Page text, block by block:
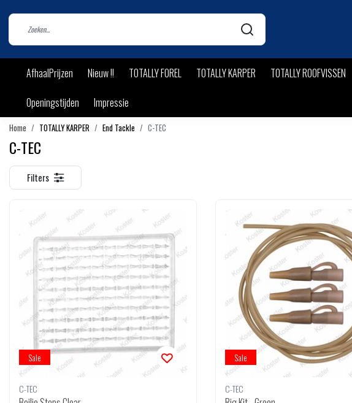
AfhaalPrijzen Nieuw !! TOTALLY FOREL TOTALLY KARPER TOTALLY ROOFVISSEN
Openingstijden
Impressie
Home TOTALLY KARPER End Tackle C-TEC
C-TEC
Filters
Sale
C-TEC
Sale
C-TEC